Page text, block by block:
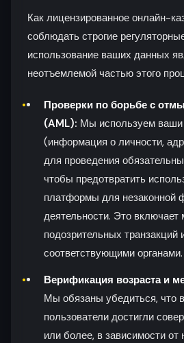
Как лицензированное онлайн-
соблюдать строгие
использование ваших данных
неотъемлемой частью этого
Проверки по борьбе с
(AML): Мы используем
(информация о личности,
для проведения
чтобы предотвратить
платформы для незаконной
деятельности. Это включает
подозрительных транзакций
соответствующими органами.
Верификация возраста и
Мы обязаны убедиться, что
пользователи достигли
или более, в зависимости